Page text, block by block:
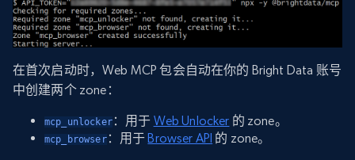
在首次启动时，Web MCP 包会自动在你的 Bright Data 账号
中创建两个 zone：
mcp_unlocker：用于 Web Unlocker 的 zone。
mcp_browser：用于 Browser API 的 zone。